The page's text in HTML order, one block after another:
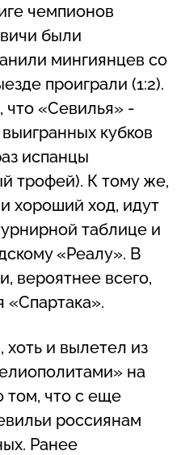
чемпионов
были
мингиянцев со
проиграли (1:2).
что «Севилья» -
кубков
испанцы
трофей). К тому же,
хороший ход, идут
таблице и
«Реалу». В
вероятнее всего,
«Спартака».
и вылетел из
на
том, что с еще
россиянам
Ранее